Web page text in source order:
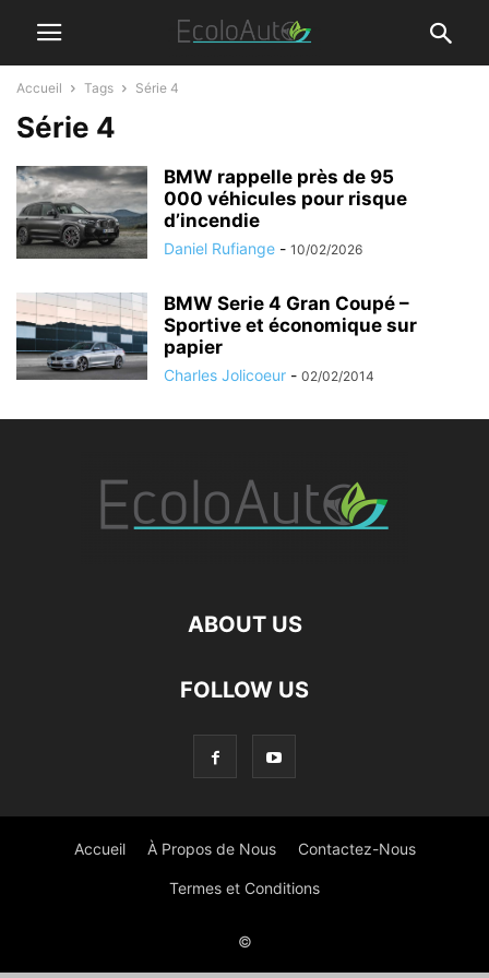
Accueil Tags Série 4
Série 4
BMW rappelle près de 95
000 véhicules pour risque
d’incendie
Daniel Rufiange - 10/02/2026
BMW Serie 4 Gran Coupé –
Sportive et économique sur
papier
Charles Jolicoeur - 02/02/2014
ABOUT US
FOLLOW US
Accueil À Propos de Nous Contactez-Nous
Termes et Conditions
©